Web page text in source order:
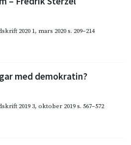
2020 1, mars 2020s. 209–214
med demokratin?
2019 3, oktober 2019s. 567–572